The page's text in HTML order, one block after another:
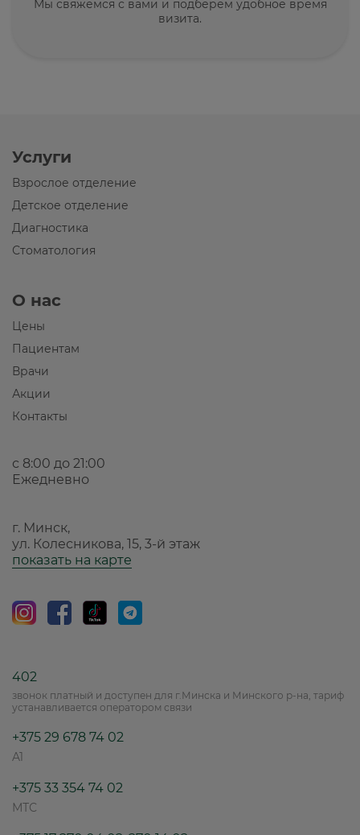
Мы свяжемся с вами и подберем удобное время
визита.
Услуги
Взрослое отделение
Детское отделение
Диагностика
Стоматология
О нас
Цены
Пациентам
Врачи
Акции
Контакты
с 8:00 до 21:00
Ежедневно
г. Минск,
ул. Колесникова, 15, 3-й этаж
показать на карте
402
звонок платный и доступен для г.Минска и Минского р-на, тариф
устанавливается оператором связи
+375 29 678 74 02
A1
+375 33 354 74 02
МТС